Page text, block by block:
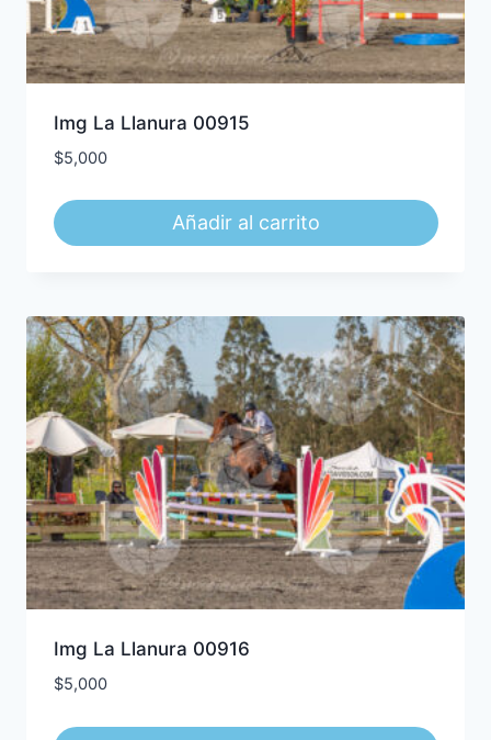
Img La Llanura 00915
$5,000
Añadir al carrito
Img La Llanura 00916
$5,000